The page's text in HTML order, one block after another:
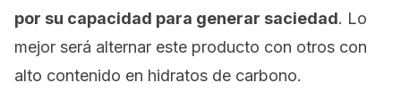
por su capacidad para generar saciedad. Lo
mejor será alternar este producto con otros con
alto contenido en hidratos de carbono.